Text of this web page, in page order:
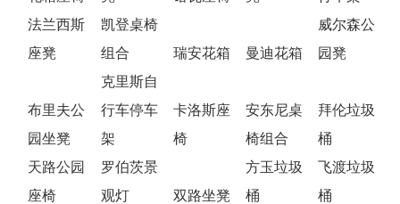
法兰西斯
座凳
凯登桌椅
组合
瑞安花箱 曼迪花箱
威尔森公
园凳
布里夫公
园坐凳
克里斯自
行车停车
架
卡洛斯座
椅
安东尼桌
椅组合
拜伦垃圾
桶
天路公园
座椅
罗伯茨景
观灯
双路坐凳
方玉垃圾
桶
飞渡垃圾
桶